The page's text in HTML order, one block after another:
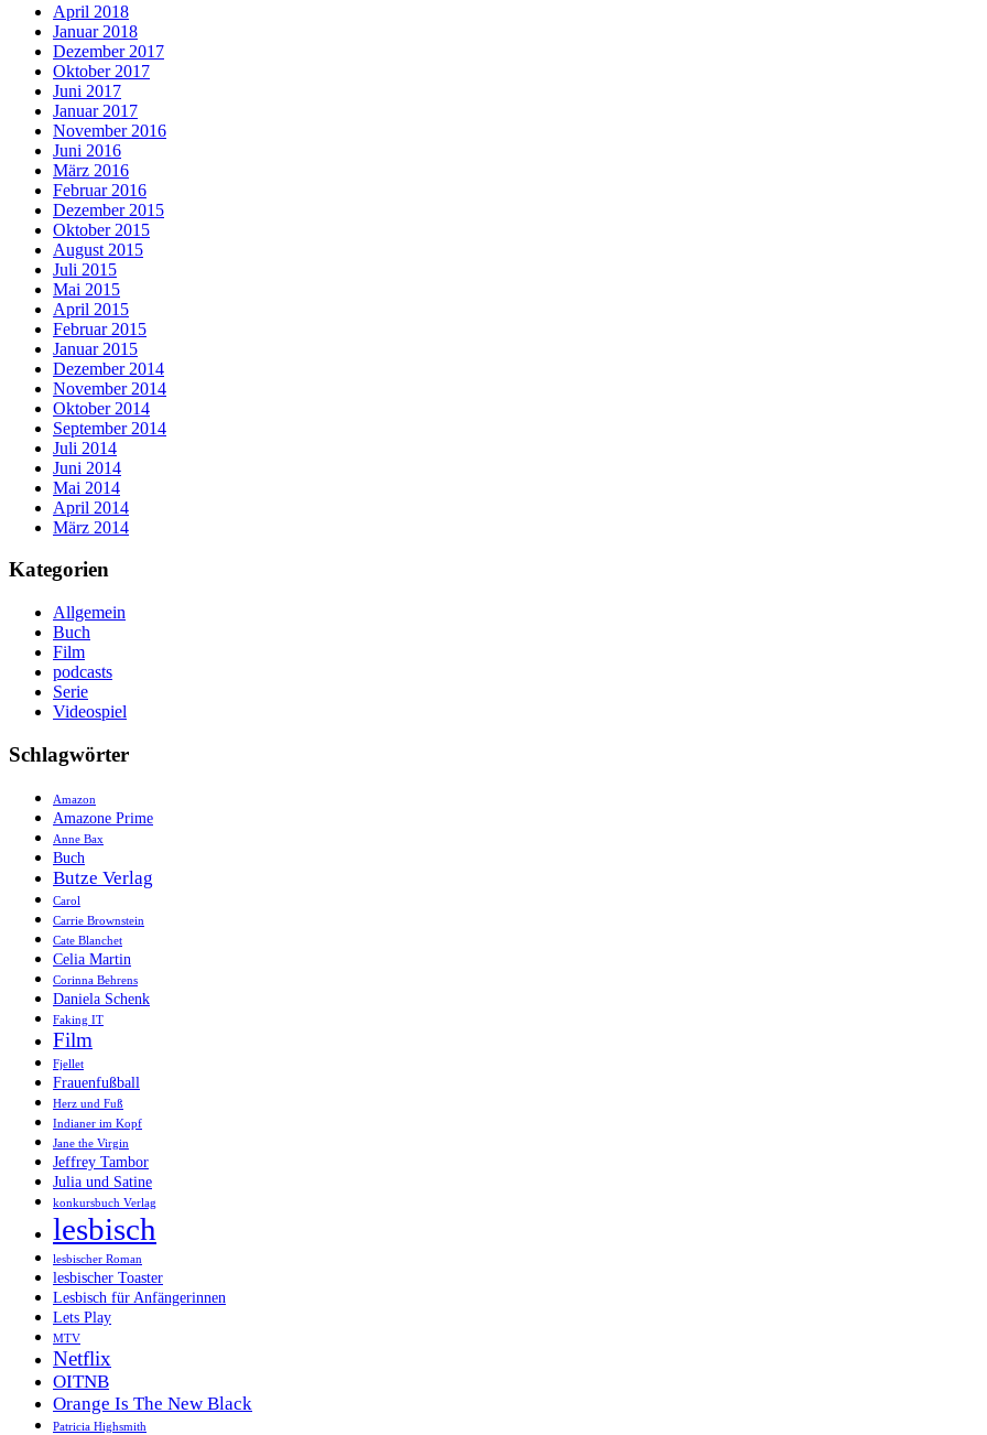
April 2018
Januar 2018
Dezember 2017
Oktober 2017
Juni 2017
Januar 2017
November 2016
Juni 2016
März 2016
Februar 2016
Dezember 2015
Oktober 2015
August 2015
Juli 2015
Mai 2015
April 2015
Februar 2015
Januar 2015
Dezember 2014
November 2014
Oktober 2014
September 2014
Juli 2014
Juni 2014
Mai 2014
April 2014
März 2014
Kategorien
Allgemein
Buch
Film
podcasts
Serie
Videospiel
Schlagwörter
Amazon
Amazone Prime
Anne Bax
Buch
Butze Verlag
Carol
Carrie Brownstein
Cate Blanchet
Celia Martin
Corinna Behrens
Daniela Schenk
Faking IT
Film
Fjellet
Frauenfußball
Herz und Fuß
Indianer im Kopf
Jane the Virgin
Jeffrey Tambor
Julia und Satine
konkursbuch Verlag
lesbisch
lesbischer Roman
lesbischer Toaster
Lesbisch für Anfängerinnen
Lets Play
MTV
Netflix
OITNB
Orange Is The New Black
Patricia Highsmith